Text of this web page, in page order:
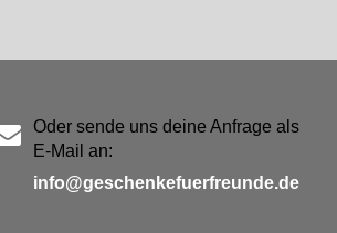
Oder sende uns deine Anfrage als
E-Mail an:
info@geschenkefuerfreunde.de